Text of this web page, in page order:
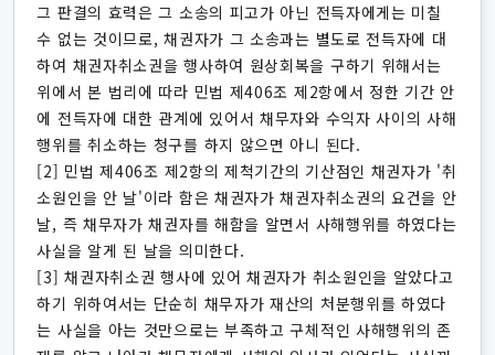
그 판결의 효력은 그 소송의 피고가 아닌 전득자에게는 미칠
수 없는 것이므로, 채권자가 그 소송과는 별도로 전득자에 대
하여 채권자취소권을 행사하여 원상회복을 구하기 위해서는
위에서 본 법리에 따라 민법 제406조 제2항에서 정한 기간 안
에 전득자에 대한 관계에 있어서 채무자와 수익자 사이의 사해
행위를 취소하는 청구를 하지 않으면 아니 된다.
[2] 민법 제406조 제2항의 제척기간의 기산점인 채권자가 '취
소원인을 안 날'이라 함은 채권자가 채권자취소권의 요건을 안
날, 즉 채무자가 채권자를 해함을 알면서 사해행위를 하였다는
사실을 알게 된 날을 의미한다.
[3] 채권자취소권 행사에 있어 채권자가 취소원인을 알았다고
하기 위하여서는 단순히 채무자가 재산의 처분행위를 하였다
는 사실을 아는 것만으로는 부족하고 구체적인 사해행위의 존